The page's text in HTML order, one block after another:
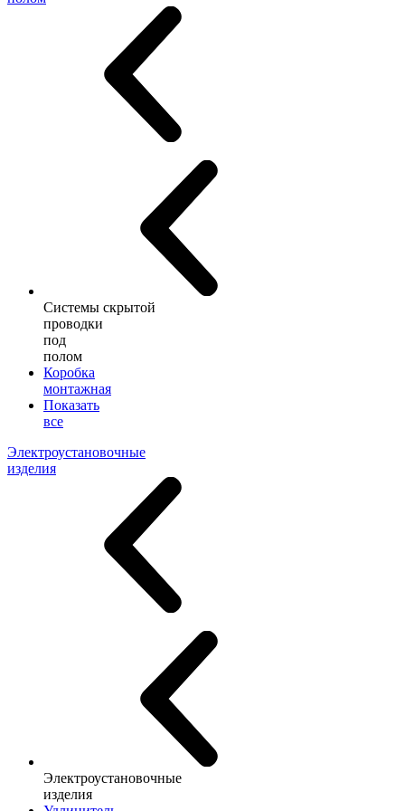
Системы скрытой
проводки
под
полом
Коробка
монтажная
Показать
все
Электроустановочные
изделия
Электроустановочные
изделия